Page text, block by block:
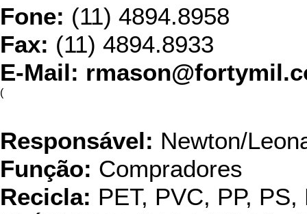
Fone: (11) 4894.8958
Fax: (11) 4894.8933
E-Mail:
(
Responsável: Newton/
Função: Compradores
Recicla: PET, PVC, PP,